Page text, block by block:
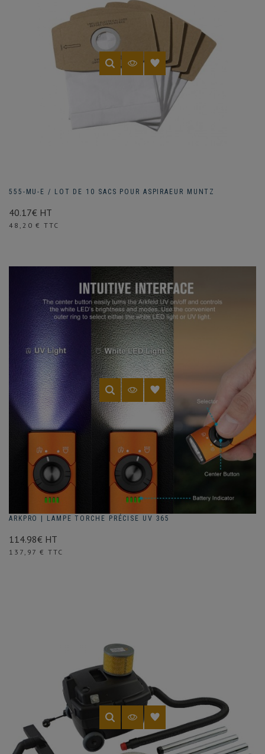
555-MU-E / LOT DE 10 SACS POUR ASPIRAEUR MUNTZ
40.17€ HT
Prix
48,20 € TTC
ARKPRO | LAMPE TORCHE PRÉCISE UV 365
114.98€ HT
Prix
137,97 € TTC